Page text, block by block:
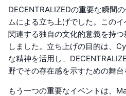
DECENTRALIZEDの重要な瞬間
ムによる立ち上げでした。この
関連する独自の文化的意義を持
しました。立ち上げの目的は、
な精神を活用し、
野でその存在感を示すための舞台
もう一つの重要なイベントは、